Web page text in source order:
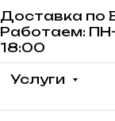
Доставка по
Работаем:
18:00
Услуги